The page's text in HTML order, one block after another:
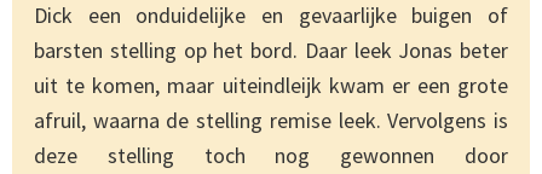
Dick een onduidelijke en gevaarlijke buigen of
barsten stelling op het bord. Daar leek Jonas beter
uit te komen, maar uiteindleijk kwam er een grote
afruil, waarna de stelling remise leek. Vervolgens is
deze stelling toch nog gewonnen door